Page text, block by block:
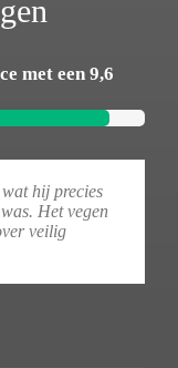
met een 9,6
hij precies
Het vegen
veilig